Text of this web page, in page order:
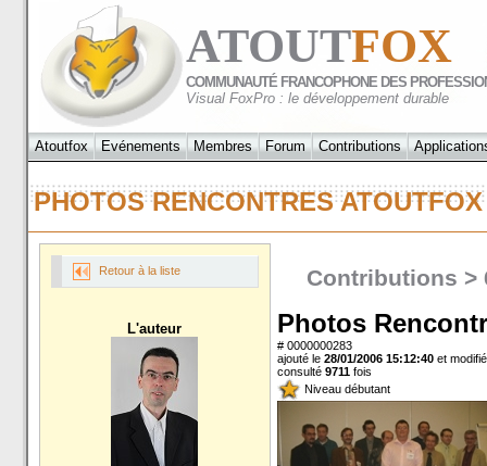
ATOUTFOX
COMMUNAUTÉ FRANCOPHONE DES
Visual FoxPro : le développement durable
Atoutfox Evénements Membres Forum Contributions
PHOTOS RENCONTRES
Retour à la liste
L'auteur
Contributions >
Photos
# 0000000283
ajouté le 28/01/2006 15:12:40et
consulté 9711fois
Niveau débutant